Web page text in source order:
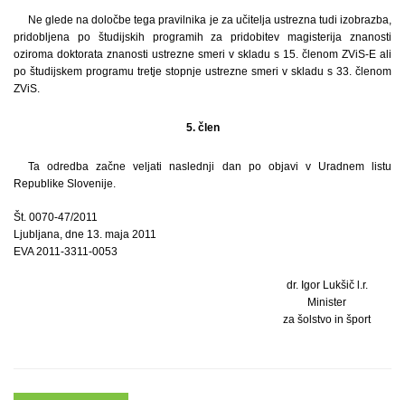
Ne glede na določbe tega pravilnika je za učitelja ustrezna tudi izobrazba,
pridobljena po študijskih programih za pridobitev magisterija znanosti
oziroma doktorata znanosti ustrezne smeri v skladu s 15. členom ZViS-E ali
po študijskem programu tretje stopnje ustrezne smeri v skladu s 33. členom
ZViS.
5. člen
Ta odredba začne veljati naslednji dan po objavi v Uradnem listu
Republike Slovenije.
Št. 0070-47/2011
Ljubljana, dne 13. maja 2011
EVA 2011-3311-0053
dr. Igor Lukšič l.r.
Minister
za šolstvo in šport